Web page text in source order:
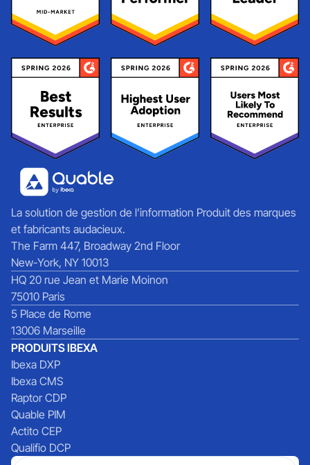
La solution de gestion de l’information Produit des marques
et fabricants audacieux.
The Farm 447, Broadway 2nd Floor
New-York, NY 10013
HQ 20 rue Jean et Marie Moinon
75010 Paris
5 Place de Rome
13006 Marseille
PRODUITS IBEXA
Ibexa DXP
Ibexa CMS
Raptor CDP
Quable PIM
Actito CEP
Qualifio DCP